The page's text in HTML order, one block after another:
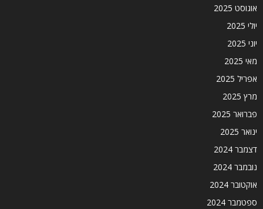
אוגוסט 2025
יולי 2025
יוני 2025
מאי 2025
אפריל 2025
מרץ 2025
פברואר 2025
ינואר 2025
דצמבר 2024
נובמבר 2024
אוקטובר 2024
ספטמבר 2024